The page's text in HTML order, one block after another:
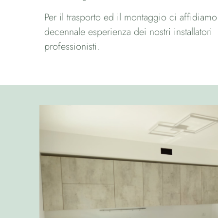
Per il trasporto ed il montaggio ci
decennale esperienza dei nostri installatori
professionisti.